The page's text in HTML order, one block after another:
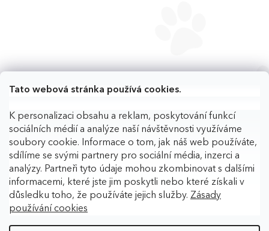
Tato webová stránka používá cookies.
K personalizaci obsahu a reklam, poskytování funkcí
sociálních médií a analýze naší návštěvnosti využíváme
soubory cookie. Informace o tom, jak náš web používáte,
sdílíme se svými partnery pro sociální média, inzerci a
analýzy. Partneři tyto údaje mohou zkombinovat s dalšími
informacemi, které jste jim poskytli nebo které získali v
důsledku toho, že používáte jejich služby. Zásady
používání cookies